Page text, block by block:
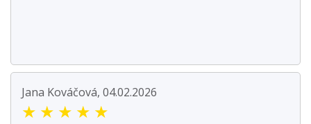
Jana Kováčová, 04.02.2026
★ ★ ★ ★ ★